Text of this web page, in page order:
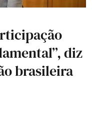
diz
brasileira